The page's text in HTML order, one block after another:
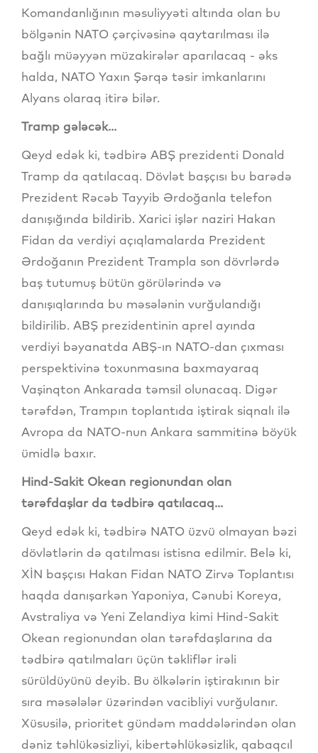
Komandanlığının məsuliyyəti altında olan bu
bölgənin NATO çərçivəsinə qaytarılması ilə
bağlı müəyyən müzakirələr aparılacaq - əks
halda, NATO Yaxın Şərqə təsir imkanlarını
Alyans olaraq itirə bilər.
Tramp gələcək...
Qeyd edək ki, tədbirə ABŞ prezidenti Donald
Tramp da qatılacaq. Dövlət başçısı bu barədə
Prezident Rəcəb Tayyib Ərdoğanla telefon
danışığında bildirib. Xarici işlər naziri Hakan
Fidan da verdiyi açıqlamalarda Prezident
Ərdoğanın Prezident Trampla son dövrlərdə
baş tutumuş bütün görülərində və
danışıqlarında bu məsələnin vurğulandığı
bildirilib. ABŞ prezidentinin aprel ayında
verdiyi bəyanatda ABŞ-ın NATO-dan çıxması
perspektivinə toxunmasına baxmayaraq
Vaşinqton Ankarada təmsil olunacaq. Digər
tərəfdən, Trampın toplantıda iştirak siqnalı ilə
Avropa da NATO-nun Ankara sammitinə böyük
ümidlə baxır.
Hind-Sakit Okean regionundan olan
tərəfdaşlar da tədbirə qatılacaq...
Qeyd edək ki, tədbirə NATO üzvü olmayan bəzi
dövlətlərin də qatılması istisna edilmir. Belə ki,
XİN başçısı Hakan Fidan NATO Zirvə Toplantısı
haqda danışarkən Yaponiya, Cənubi Koreya,
Avstraliya və Yeni Zelandiya kimi Hind-Sakit
Okean regionundan olan tərəfdaşlarına da
tədbirə qatılmaları üçün təkliflər irəli
sürüldüyünü deyib. Bu ölkələrin iştirakının bir
sıra məsələlər üzərindən vacibliyi vurğulanır.
Xüsusilə, prioritet gündəm maddələrindən olan
dəniz təhlükəsizliyi, kibertəhlükəsizlik, qabaqcıl